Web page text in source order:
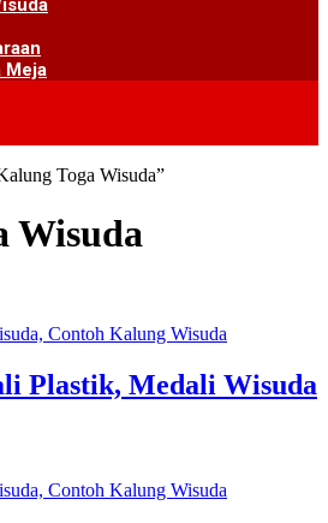
Meja
Toga Wisuda”
Wisuda
Plastik, Medali Wisuda